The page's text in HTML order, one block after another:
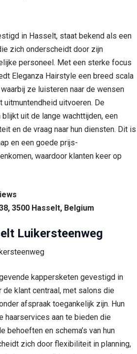
in Hasselt, staat bekend als een
zich onderscheidt door zijn
personeel. Met een sterke focus
Eleganza Hairstyle een breed scala
ze luisteren naar de wensen
uitmuntendheid uitvoeren. De
uit de lange wachttijden, een
en de vraag naar hun diensten. Dit is
en een goede prijs-
waardoor klanten keer op
3500 Hasselt, Belgium
Luikersteenweg
kappersketen gevestigd in
de klant centraal, met salons die
afspraak toegankelijk zijn. Hun
aan te bieden die
behoeften en schema’s van hun
zich door flexibiliteit in planning,